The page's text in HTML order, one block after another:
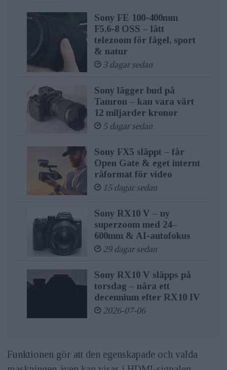
Sony FE 100-400mm
F5,6-8 OSS – lätt
telezoom för fågel, sport
& natur
3 dagar sedan
Sony lägger bud på
Tamron – kan vara värt
12 miljarder kronor
5 dagar sedan
Sony FX5 släppt – får
Open Gate & eget internt
råformat för video
15 dagar sedan
Sony RX10 V – ny
superzoom med 24–
600mm & AI-autofokus
29 dagar sedan
Sony RX10 V släpps på
torsdag – nära ett
decennium efter RX10 IV
2026-07-06
Funktionen gör att den egenskapade och valda